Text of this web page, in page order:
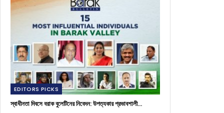
EDITORS PICKS
স্বাধীনতা দিবসে বরাক বুলেটিনের নিবেদন: উপত্যকার প্রভাবশালী…